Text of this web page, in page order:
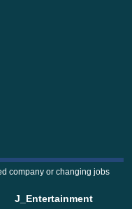
company or changing jobs
J_Entertainment